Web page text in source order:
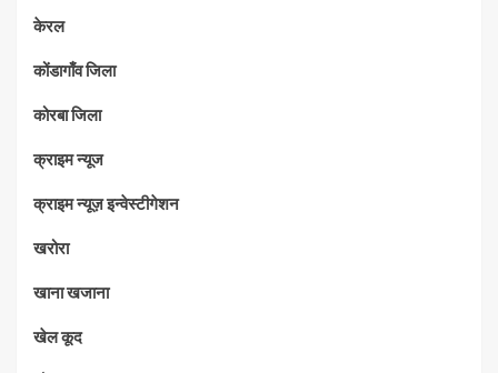
केरल
कोंडागाँव जिला
कोरबा जिला
क्राइम न्यूज
क्राइम न्यूज़ इन्वेस्टीगेशन
खरोरा
खाना खजाना
खेल कूद